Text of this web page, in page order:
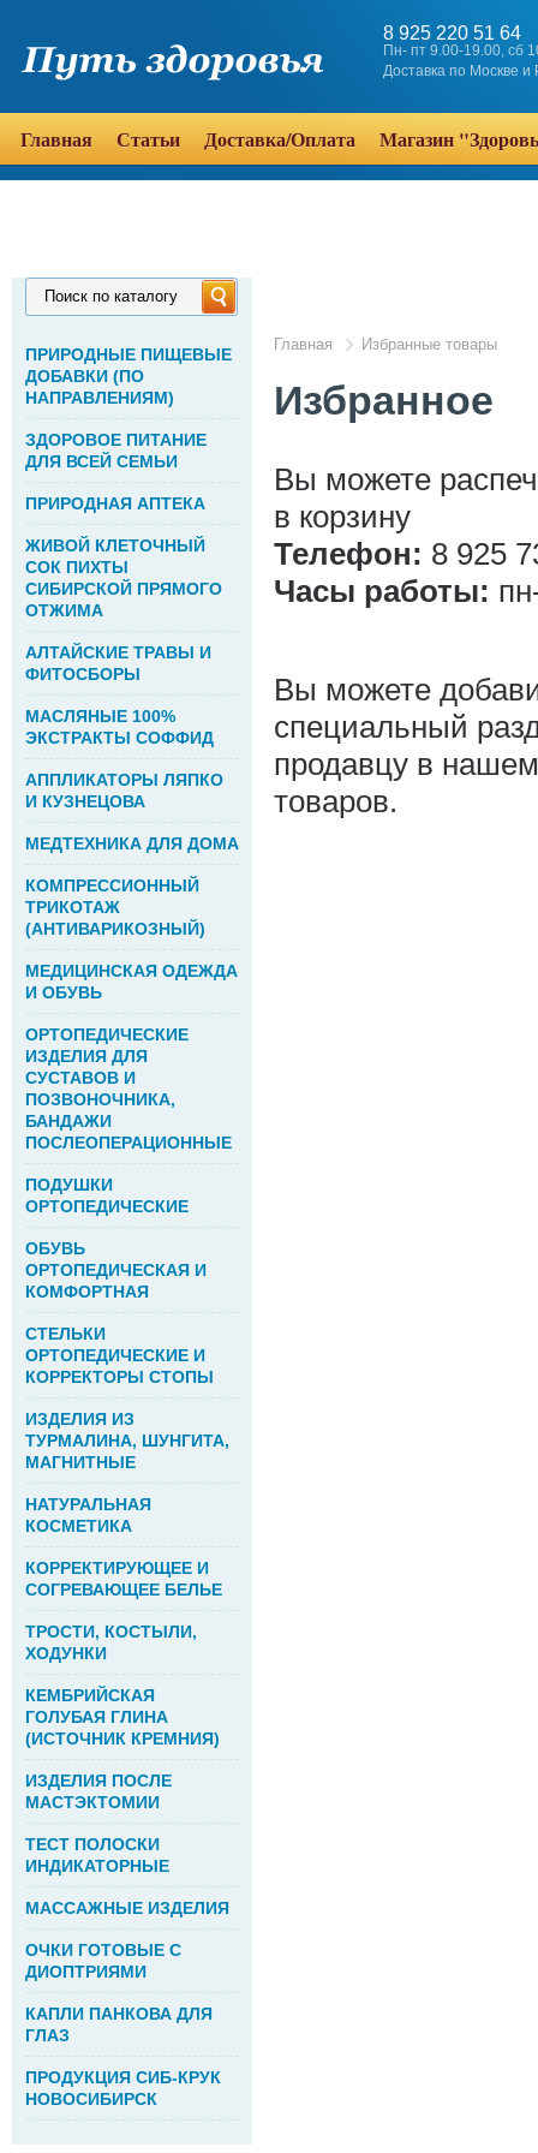
8 925 220 51 64
Пн- пт 9.00-19.00, сб
Доставка по Москве и
Главная Статьи Доставка/Оплата Магазин
Поиск по каталогу
ПРИРОДНЫЕ ПИЩЕВЫЕ
ДОБАВКИ (ПО
НАПРАВЛЕНИЯМ)
ЗДОРОВОЕ ПИТАНИЕ
ДЛЯ ВСЕЙ СЕМЬИ
ПРИРОДНАЯ АПТЕКА
ЖИВОЙ КЛЕТОЧНЫЙ
СОК ПИХТЫ
СИБИРСКОЙ ПРЯМОГО
ОТЖИМА
АЛТАЙСКИЕ ТРАВЫ И
ФИТОСБОРЫ
МАСЛЯНЫЕ 100%
ЭКСТРАКТЫ СОФФИД
АППЛИКАТОРЫ ЛЯПКО
И КУЗНЕЦОВА
МЕДТЕХНИКА ДЛЯ ДОМА
КОМПРЕССИОННЫЙ
ТРИКОТАЖ
(АНТИВАРИКОЗНЫЙ)
МЕДИЦИНСКАЯ ОДЕЖДА
И ОБУВЬ
ОРТОПЕДИЧЕСКИЕ
ИЗДЕЛИЯ ДЛЯ
СУСТАВОВ И
ПОЗВОНОЧНИКА,
БАНДАЖИ
ПОСЛЕОПЕРАЦИОННЫЕ
ПОДУШКИ
ОРТОПЕДИЧЕСКИЕ
ОБУВЬ
ОРТОПЕДИЧЕСКАЯ И
КОМФОРТНАЯ
СТЕЛЬКИ
ОРТОПЕДИЧЕСКИЕ И
КОРРЕКТОРЫ СТОПЫ
ИЗДЕЛИЯ ИЗ
ТУРМАЛИНА, ШУНГИТА,
МАГНИТНЫЕ
НАТУРАЛЬНАЯ
КОСМЕТИКА
КОРРЕКТИРУЮЩЕЕ И
СОГРЕВАЮЩЕЕ БЕЛЬЕ
ТРОСТИ, КОСТЫЛИ,
ХОДУНКИ
КЕМБРИЙСКАЯ
ГОЛУБАЯ ГЛИНА
(ИСТОЧНИК КРЕМНИЯ)
ИЗДЕЛИЯ ПОСЛЕ
МАСТЭКТОМИИ
ТЕСТ ПОЛОСКИ
ИНДИКАТОРНЫЕ
МАССАЖНЫЕ ИЗДЕЛИЯ
ОЧКИ ГОТОВЫЕ С
ДИОПТРИЯМИ
КАПЛИ ПАНКОВА ДЛЯ
ГЛАЗ
ПРОДУКЦИЯ СИБ-КРУК
НОВОСИБИРСК
Главная Избранные товары
Избранное
Вы можете
в корзину
Телефон: 8 925
Часы работы:
Вы можете
специальный
продавцу в
товаров.